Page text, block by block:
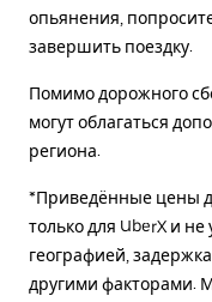
опьянения,
завершить поездку.
Помимо дорожного
могут облагаться
региона.
*Приведённые цены
только для UberX и
географией,
другими факторами.